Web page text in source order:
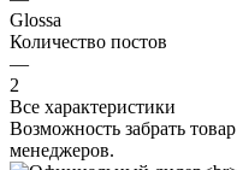
Glossa
Количество постов
—
2
Все характеристики
Возможность забрать
менеджеров.